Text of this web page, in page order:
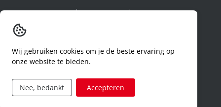
algemene voorwaarden
code of conduct
aanvraag rechten ivm privacy
Wij gebruiken cookies om je de beste ervaring op
onze website te bieden.
Nee, bedankt Accepteren